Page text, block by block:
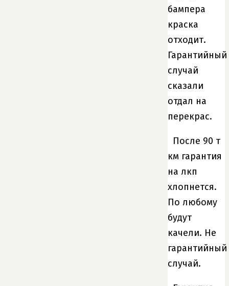
бампера
краска
отходит.
Гарантийный
случай
сказали
отдал на
перекрас.
После 90 т
км гарантия
на лкп
хлопнется.
По любому
будут
качели. Не
гарантийный
случай.